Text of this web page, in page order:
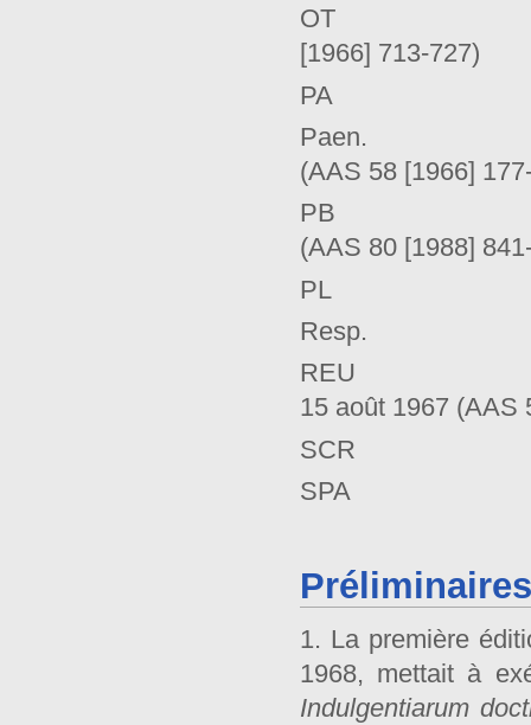
OT
[1966] 713-727)
PA
Paen.
(AAS 58 [1966]
PB Jean-
(AAS 80 [1988]
PL
Resp.
REU Paul
15 août 1967 (AAS
SCR Sacrée
SPA Sacrée
Préliminaires
1. La première
1968, mettait à
Indulgentiarum